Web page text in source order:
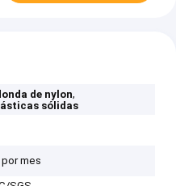
de nylon,
sólidas
mes